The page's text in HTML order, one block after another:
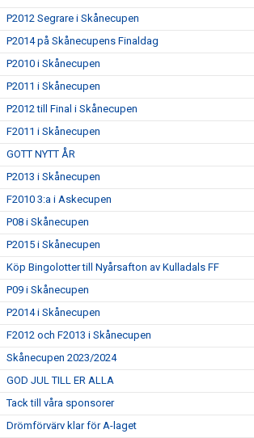
P2012 Segrare i Skånecupen
P2014 på Skånecupens Finaldag
P2010 i Skånecupen
P2011 i Skånecupen
P2012 till Final i Skånecupen
F2011 i Skånecupen
GOTT NYTT ÅR
P2013 i Skånecupen
F2010 3:a i Askecupen
P08 i Skånecupen
P2015 i Skånecupen
Köp Bingolotter till Nyårsafton av Kulladals FF
P09 i Skånecupen
P2014 i Skånecupen
F2012 och F2013 i Skånecupen
Skånecupen 2023/2024
GOD JUL TILL ER ALLA
Tack till våra sponsorer
Drömförvärv klar för A-laget